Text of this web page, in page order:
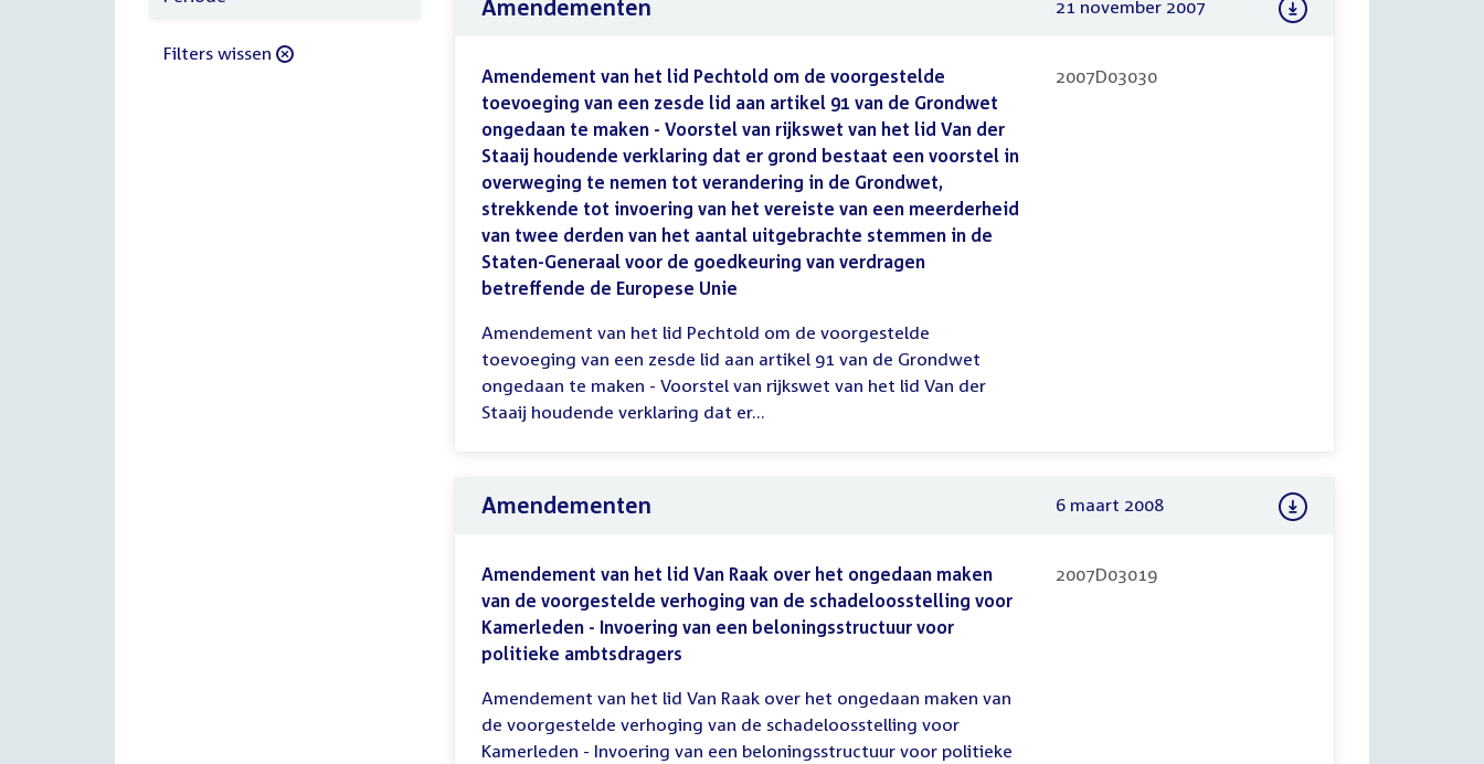
Amendementen 21 november 2007
Amendement van het lid Pechtold om de voorgestelde
toevoeging van een zesde lid aan artikel 91 van de Grondwet
ongedaan te maken - Voorstel van rijkswet van het lid Van der
Staaij houdende verklaring dat er grond bestaat een voorstel in
overweging te nemen tot verandering in de Grondwet,
strekkende tot invoering van het vereiste van een meerderheid
van twee derden van het aantal uitgebrachte stemmen in de
Staten-Generaal voor de goedkeuring van verdragen
betreffende de Europese Unie
Amendement van het lid Pechtold om de voorgestelde
toevoeging van een zesde lid aan artikel 91 van de Grondwet
ongedaan te maken - Voorstel van rijkswet van het lid Van der
Staaij houdende verklaring dat er...
2007D03030
Amendementen 6 maart 2008
Amendement van het lid Van Raak over het ongedaan maken
van de voorgestelde verhoging van de schadeloosstelling voor
Kamerleden - Invoering van een beloningsstructuur voor
politieke ambtsdragers
Amendement van het lid Van Raak over het ongedaan maken van
de voorgestelde verhoging van de schadeloosstelling voor
Kamerleden - Invoering van een beloningsstructuur voor politieke
2007D03019
Filters wissen